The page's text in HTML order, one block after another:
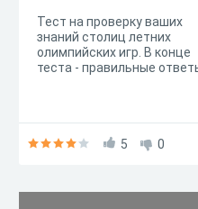
названий элементов
фигурного катания,
дисциплин, а также имён
знаменитых фигуристов.
Тест на проверку ваших
знаний столиц летних
олимпийских игр. В конце
теста - правильные
5 0